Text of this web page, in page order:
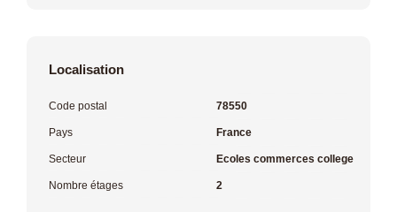
Localisation
Code postal 78550
Pays France
Secteur Ecoles commerces college
Nombre étages 2